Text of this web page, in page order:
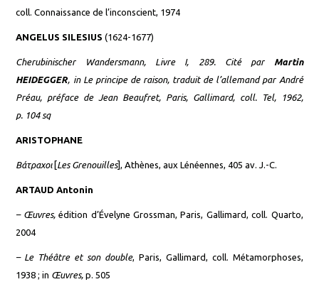
coll. Connaissance de l’inconscient, 1974
ANGELUS SILESIUS (1624-1677)
Cherubinischer Wandersmann, Livre I, 289. Cité par
Martin
HEIDEGGER, inLe principe de raison, traduit de l’allemand par André
Préau, préfacede Jean Beaufret, Paris, Gallimard, coll.
Tel, 1962,
p. 104 sq
ARISTOPHANE
Βάτραχοι[Les Grenouilles], Athènes, aux Lénéennes, 405 av. J.-C.
ARTAUD Antonin
– Œuvres,édition d’Évelyne Grossman, Paris, Gallimard, coll. Quarto,
2004
– Le Théâtre et son double, Paris, Gallimard, coll. Métamorphoses,
1938 ; in Œuvres,p. 505